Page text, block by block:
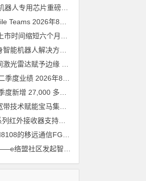
兆易创新GD32H77R机器人专用芯片重磅亮相，精准赋能伺服驱动与关节控制
Teams 2026年8月6日
季度业绩 2026年8月6日
恩智浦Trimension超宽带技术赋能宝马集团Digital Key Plus及生命体存在检测功能
Vishay TSOP15300系列红外接收器支持所有主流遥控代码